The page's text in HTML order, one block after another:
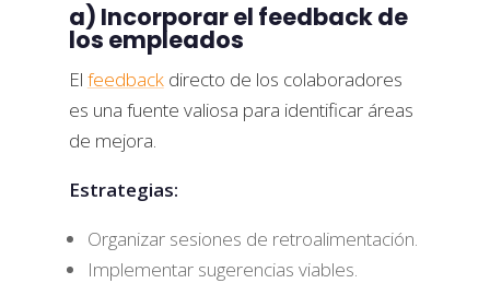
a) Incorporar el feedback de
los empleados
El feedbackdirecto de los colaboradores
es una fuente valiosa para identificar áreas
de mejora.
Estrategias:
Organizar sesiones de retroalimentación.
Implementar sugerencias viables.